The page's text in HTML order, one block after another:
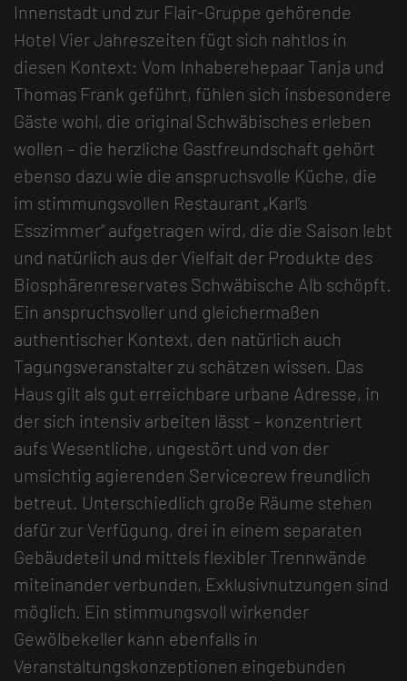
Innenstadt und zur Flair-Gruppe gehörende
Hotel Vier Jahreszeiten fügt sich nahtlos in
diesen Kontext: Vom Inhaberehepaar Tanja und
Thomas Frank geführt, fühlen sich insbesondere
Gäste wohl, die original Schwäbisches erleben
wollen – die herzliche Gastfreundschaft gehört
ebenso dazu wie die anspruchsvolle Küche, die
im stimmungsvollen Restaurant „Karl’s
Esszimmer“ aufgetragen wird, die die Saison lebt
und natürlich aus der Vielfalt der Produkte des
Biosphärenreservates Schwäbische Alb schöpft.
Ein anspruchsvoller und gleichermaßen
authentischer Kontext, den natürlich auch
Tagungsveranstalter zu schätzen wissen. Das
Haus gilt als gut erreichbare urbane Adresse, in
der sich intensiv arbeiten lässt – konzentriert
aufs Wesentliche, ungestört und von der
umsichtig agierenden Servicecrew freundlich
betreut. Unterschiedlich große Räume stehen
dafür zur Verfügung, drei in einem separaten
Gebäudeteil und mittels flexibler Trennwände
miteinander verbunden, Exklusivnutzungen sind
möglich. Ein stimmungsvoll wirkender
Gewölbekeller kann ebenfalls in
Veranstaltungskonzeptionen eingebunden